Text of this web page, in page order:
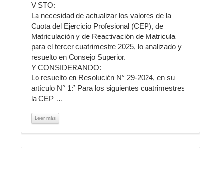
VISTO:
La necesidad de actualizar los valores de la
Cuota del Ejercicio Profesional (CEP), de
Matriculación y de Reactivación de Matricula
para el tercer cuatrimestre 2025, lo analizado y
resuelto en Consejo Superior.
Y CONSIDERANDO:
Lo resuelto en Resolución N° 29-2024, en su
artículo N° 1:” Para los siguientes cuatrimestres
la CEP …
Leer más